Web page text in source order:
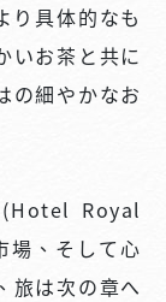
り具体的なも
いお茶と共に
の細やかなお
Royal
場、そして心
旅は次の章へ